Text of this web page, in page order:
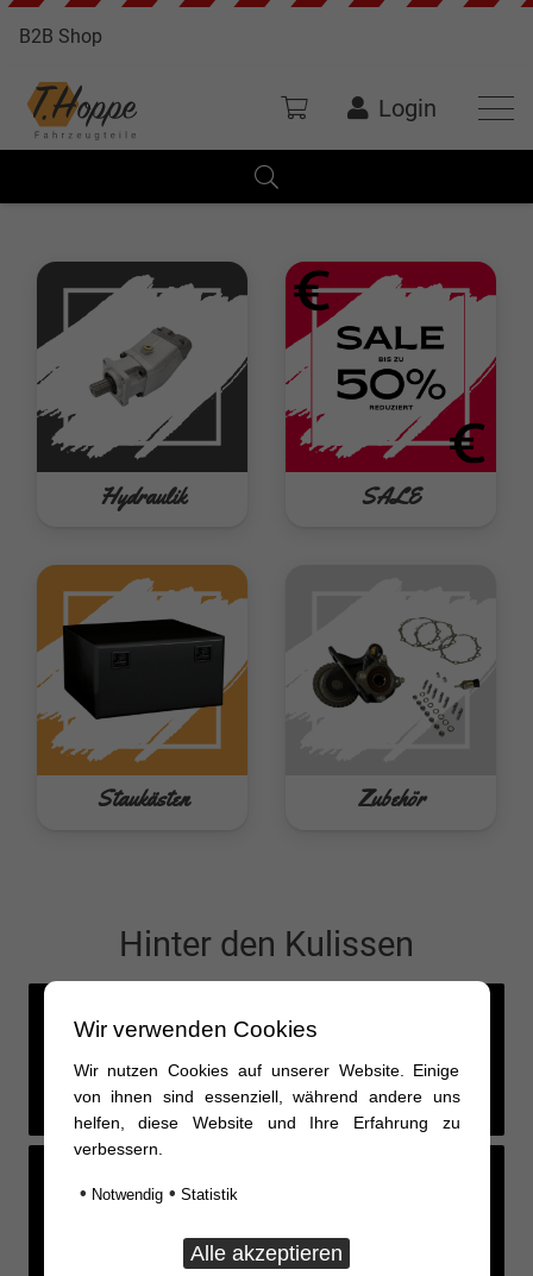
B2B Shop
Login
Hydraulik SALE
Staukästen Zubehör
Hinter den Kulissen
Wir verwenden Cookies
Wir nutzen Cookies auf unserer Website. Einige
von ihnen sind essenziell, während andere uns
helfen, diese Website und Ihre Erfahrung zu
verbessern.
• Notwendig • Statistik